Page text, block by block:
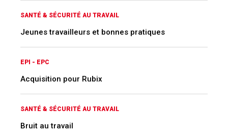
SANTÉ & SÉCURITÉ AU TRAVAIL
Jeunes travailleurs et bonnes pratiques
EPI - EPC
Acquisition pour Rubix
SANTÉ & SÉCURITÉ AU TRAVAIL
Bruit au travail